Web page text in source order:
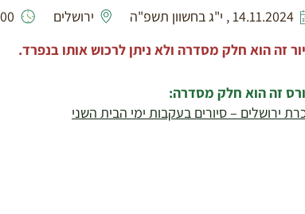
14.11.2024 , י"ג בחשוון תשפ"ה
ירושלים
זה הוא חלק מסדרה ולא ניתן לרכוש אותו בנפרד.
זה הוא חלק מסדרה:
ירושלים – סיורים בעקבות ימי הבית השני